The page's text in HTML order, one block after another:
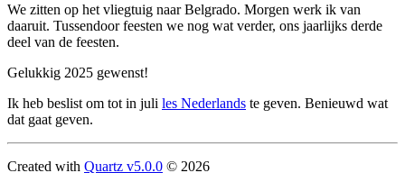
We zitten op het vliegtuig naar Belgrado. Morgen werk ik van
daaruit. Tussendoor feesten we nog wat verder, ons jaarlijks derde
deel van de feesten.
Gelukkig 2025 gewenst!
Ik heb beslist om tot in juli les Nederlands te geven. Benieuwd wat
dat gaat geven.
Created with Quartz v5.0.0 © 2026